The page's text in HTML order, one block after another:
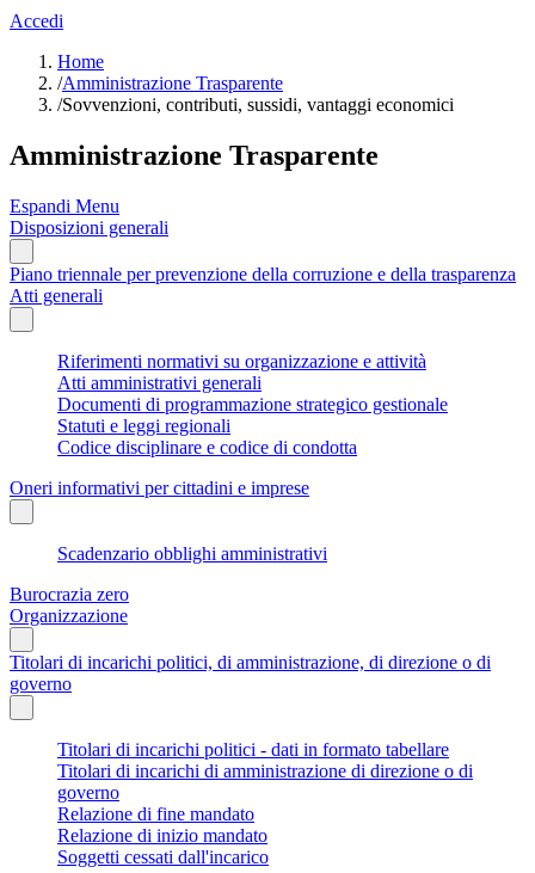
Accedi
Home
/Amministrazione Trasparente
/Sovvenzioni, contributi, sussidi, vantaggi economici
Amministrazione Trasparente
Espandi Menu
Disposizioni generali
Piano triennale per prevenzione della corruzione e della trasparenza
Atti generali
Riferimenti normativi su organizzazione e attività
Atti amministrativi generali
Documenti di programmazione strategico gestionale
Statuti e leggi regionali
Codice disciplinare e codice di condotta
Oneri informativi per cittadini e imprese
Scadenzario obblighi amministrativi
Burocrazia zero
Organizzazione
Titolari di incarichi politici, di amministrazione, di direzione o di
governo
Titolari di incarichi politici - dati in formato tabellare
Titolari di incarichi di amministrazione di direzione o di
governo
Relazione di fine mandato
Relazione di inizio mandato
Soggetti cessati dall'incarico